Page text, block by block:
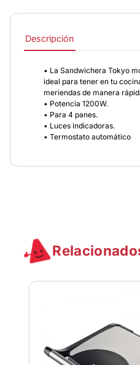
Descripción
• La Sandwichera Tokyo
ideal para tener en tu
meriendas de manera
• Potencia 1200W.
• Para 4 panes.
• Luces indicadoras.
• Termostato automático